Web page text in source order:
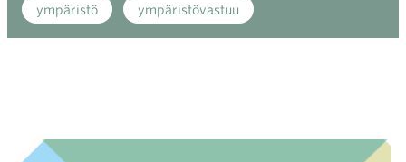
ympäristö ympäristövastuu